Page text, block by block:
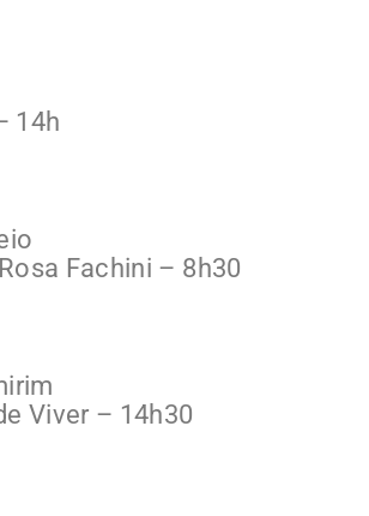
14h
Fachini – 8h30
Viver – 14h30